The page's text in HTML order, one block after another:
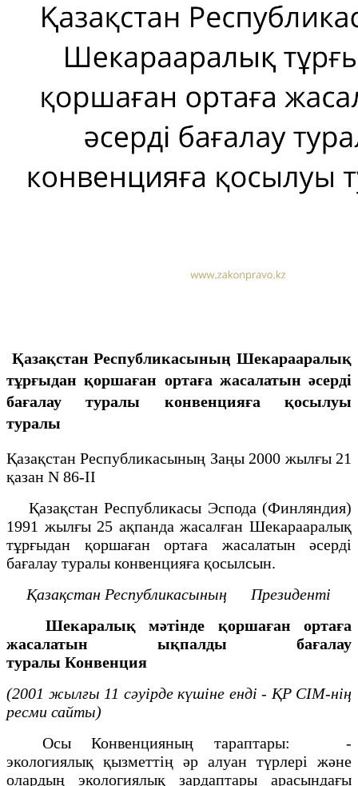
Қазақстан Республикасының Шекарааралық
тұрғыдан қоршаған ортаға жасалатын әсерді
бағалау туралы конвенцияға қосылуы
туралы
Қазақстан Республикасының Заңы 2000 жылғы 21
қазан N 86-ІІ
Қазақстан Республикасы Эспода (Финляндия)
1991 жылғы 25 ақпанда жасалған Шекарааралық
тұрғыдан қоршаған ортаға жасалатын әсерді
бағалау туралы конвенцияға қосылсын.
Қазақстан Республикасының
Президенті
Шекаралық мәтінде қоршаған ортаға
жасалатын
ықпалды бағалау
туралы Конвенция
(2001 жылғы 11 сәуірде күшіне енді - ҚР СІМ-нің
ресми сайты)
Осы Конвенцияның тараптары: -
экологиялық қызметтiң әр алуан түрлерi және
олардың экологиялық зардаптары арасындағы